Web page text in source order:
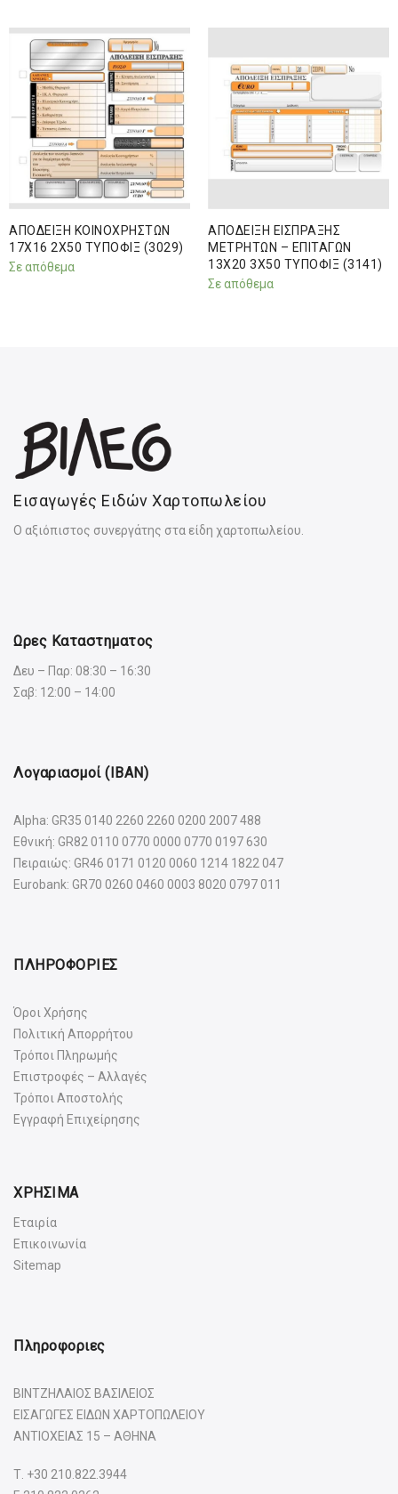
ΑΠΟΔΕΙΞΗ ΚΟΙΝΟΧΡΗΣΤΩΝ
17Χ16 2Χ50 ΤΥΠΟΦΙΞ (3029)
Σε απόθεμα
ΑΠΟΔΕΙΞΗ ΕΙΣΠΡΑΞΗΣ
ΜΕΤΡΗΤΩΝ – ΕΠΙΤΑΓΩΝ
13Χ20 3Χ50 ΤΥΠΟΦΙΞ (3141)
Σε απόθεμα
Εισαγωγές Ειδών Χαρτοπωλείου
Ο αξιόπιστος συνεργάτης στα είδη χαρτοπωλείου.
Ωρες Καταστηματος
Δευ – Παρ: 08:30 – 16:30
Σαβ: 12:00 – 14:00
Λογαριασμοί (IBAN)
Alpha: GR35 0140 2260 2260 0200 2007 488
Εθνική: GR82 0110 0770 0000 0770 0197 630
Πειραιώς: GR46 0171 0120 0060 1214 1822 047
Eurobank: GR70 0260 0460 0003 8020 0797 011
ΠΛΗΡΟΦΟΡΙΕΣ
Όροι Χρήσης
Πολιτική Απορρήτου
Τρόποι Πληρωμής
Επιστροφές – Αλλαγές
Τρόποι Αποστολής
Εγγραφή Επιχείρησης
ΧΡΗΣΙΜΑ
Εταιρία
Επικοινωνία
Sitemap
Πληροφοριες
ΒΙΝΤΖΗΛΑΙΟΣ ΒΑΣΙΛΕΙΟΣ
ΕΙΣΑΓΩΓΕΣ ΕΙΔΩΝ ΧΑΡΤΟΠΩΛΕΙΟΥ
ΑΝΤΙΟΧΕΙΑΣ 15 – ΑΘΗΝΑ
Τ. +30 210.822.3944